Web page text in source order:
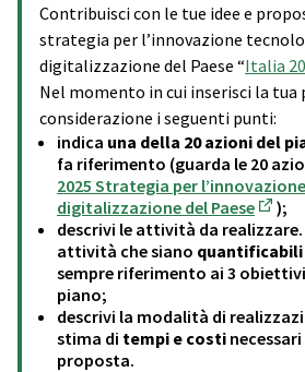
Contribuisci con le tue idee e
strategia per l’innovazione
digitalizzazione del Paese “Italia
Nel momento in cui inserisci la
considerazione i seguenti punti:
indica una della 20 azioni del
fa riferimento (guarda le 20
2025 Strategia per
digitalizzazione del Paese
);
descrivi le attività da
attività che siano
sempre riferimento ai 3
piano;
descrivi la modalità di
stima di tempi e costi
proposta.